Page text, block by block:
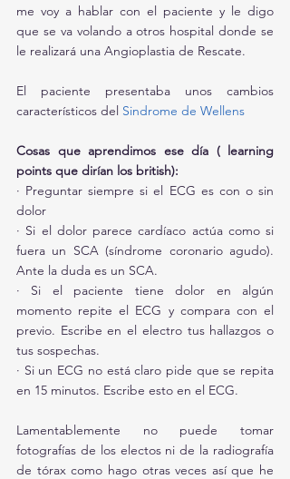
me voy a hablar con el paciente y le digo
que se va volando a otros hospital donde se
le realizará una Angioplastia de Rescate.
El paciente presentaba unos cambios
característicos del Sindrome de Wellens
Cosas que aprendimos ese día ( learning
points que dirían los british):
· Preguntar siempre si el ECG es con o sin
dolor
· Si el dolor parece cardíaco actúa como si
fuera un SCA (síndrome coronario agudo).
Ante la duda es un SCA.
· Si el paciente tiene dolor en algún
momento repite el ECG y compara con el
previo. Escribe en el electro tus hallazgos o
tus sospechas.
· Si un ECG no está claro pide que se repita
en 15 minutos. Escribe esto en el ECG.
Lamentablemente no puede tomar
fotografías de los electos ni de la radiografía
de tórax como hago otras veces así que he